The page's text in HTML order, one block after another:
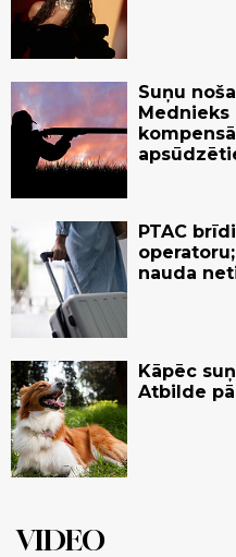
Suņu
Mednieks
PTAC
nauda
Kāpēc
Atbilde
VIDEO